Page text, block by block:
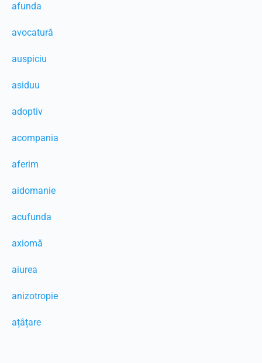
afunda
avocatură
auspiciu
asiduu
adoptiv
acompania
aferim
aidomanie
acufunda
axiomă
aiurea
anizotropie
ațâțare